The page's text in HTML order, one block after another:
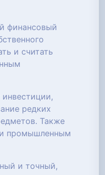
финансовый
и считать
редких
Также
и промышленным
и точный,